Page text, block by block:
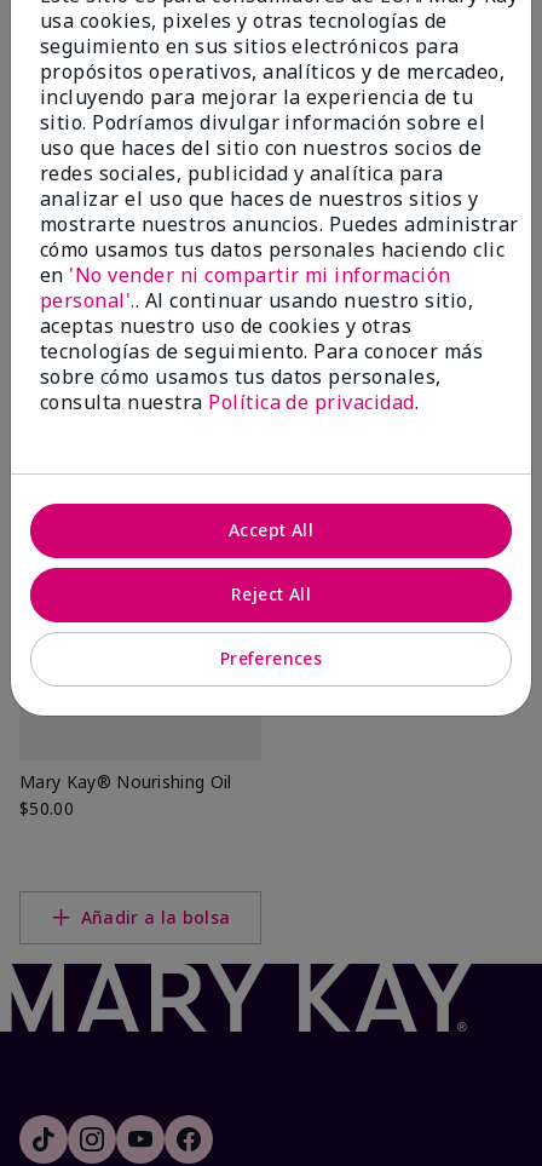
Añadir a la bolsa Añadir a la bolsa
TimeWise® Pore Minimizer
$28.00
Añadir a la bolsa
TimeWise Repair® Volu-
Firm® Advanced Lifting
Serum
$74.00
Añadir a la bolsa
Mary Kay® Nourishing Oil
$50.00
Añadir a la bolsa
usa cookies, pixeles y otras tecnologías de
seguimiento en sus sitios electrónicos para
propósitos operativos, analíticos y de mercadeo,
incluyendo para mejorar la experiencia de tu
sitio. Podríamos divulgar información sobre el
uso que haces del sitio con nuestros socios de
redes sociales, publicidad y analítica para
analizar el uso que haces de nuestros sitios y
mostrarte nuestros anuncios. Puedes administrar
cómo usamos tus datos personales haciendo clic
en 'No vender ni compartir mi información
personal'.. Al continuar usando nuestro sitio,
aceptas nuestro uso de cookies y otras
tecnologías de seguimiento. Para conocer más
sobre cómo usamos tus datos personales,
consulta nuestra Política de privacidad.
Preferences
Reject All
Accept All